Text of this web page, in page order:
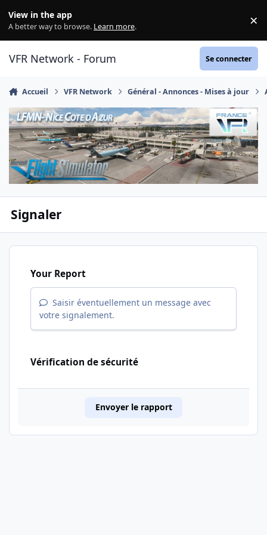
View in the app
A better way to browse. Learn more. ×
VFR Network - Forum Se connecter
Accueil VFR Network Général - Annonces - Mises à jour
Signaler
Your Report
Saisir éventuellement un message avec
votre signalement.
Vérification de sécurité
Envoyer le rapport